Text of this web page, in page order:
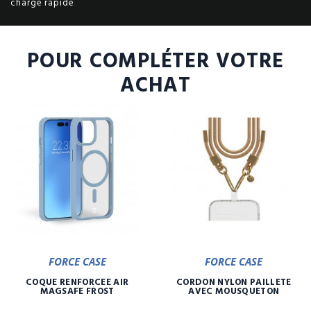
charge rapide
POUR COMPLÉTER VOTRE
ACHAT
FORCE CASE
COQUE RENFORCÉE AIR
MAGSAFE FROST
FORCE CASE
CORDON NYLON PAILLETE
AVEC MOUSQUETON